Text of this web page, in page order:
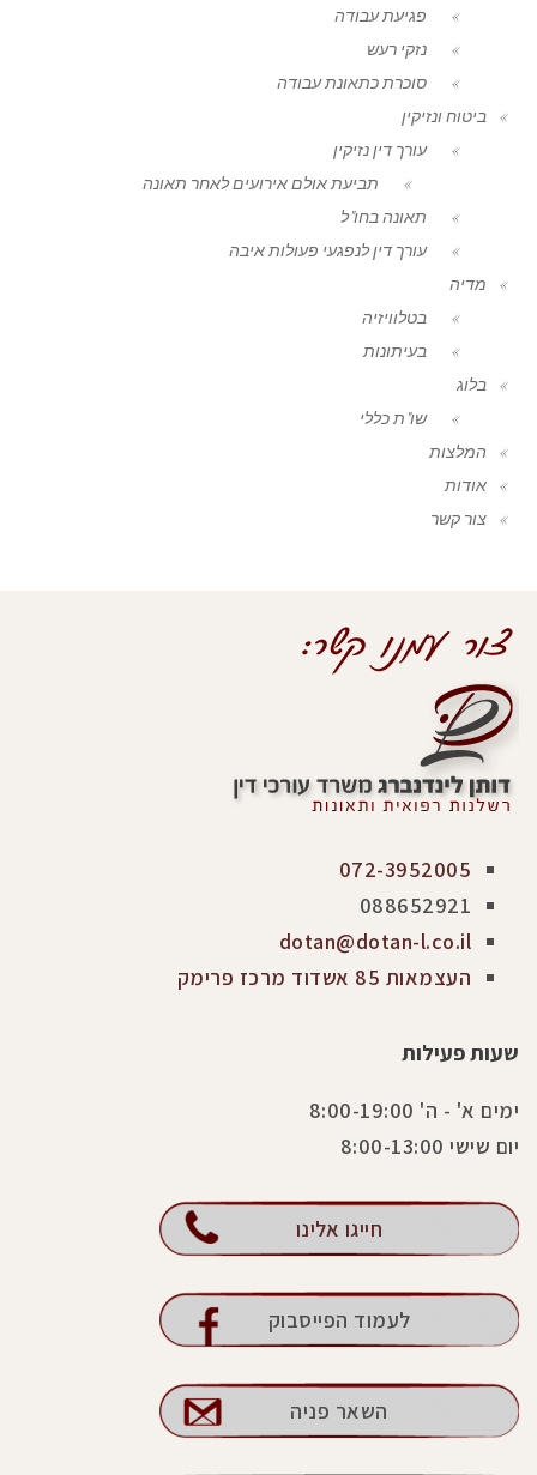
פגיעת עבודה
נזקי רעש
סוכרת כתאונת עבודה
ביטוח ונזיקין
עורך דין נזיקין
תביעת אולם אירועים לאחר תאונה
תאונה בחו"ל
עורך דין לנפגעי פעולות איבה
מדיה
בטלוויזיה
בעיתונות
בלוג
שו"ת כללי
המלצות
אודות
צור קשר
072-3952005
088652921
dotan@dotan-l.co.il
העצמאות 85 אשדוד מרכז פרימק
שעות פעילות
ימים א' - ה' 8:00-19:00
יום שישי 8:00-13:00
חייגו אלינו
לעמוד הפייסבוק
השאר פניה